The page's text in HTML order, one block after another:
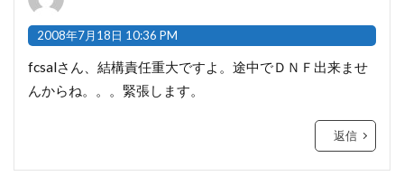
2008年7月18日 10:36 PM
fcsalさん、結構責任重大ですよ。途中でＤＮＦ出来ませ
んからね。。。緊張します。
返信